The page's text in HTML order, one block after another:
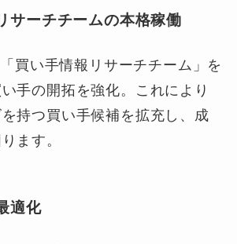
サーチチームの本格稼働
買い手情報リサーチチーム」を
手の開拓を強化。これにより
持つ買い手候補を拡充し、成
ます。
適化